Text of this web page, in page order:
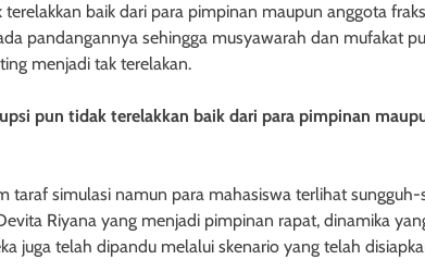
terelakkan baik dari para pimpinan maupun anggota
pandangannya sehingga musyawarah dan mufakat
menjadi tak terelakan.
pun tidak terelakkan baik dari para pimpinan
taraf simulasi namun para mahasiswa terlihat
Riyana yang menjadi pimpinan rapat, dinamika
juga telah dipandu melalui skenario yang telah